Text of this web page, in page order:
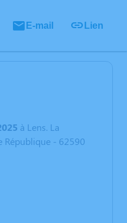
E-mail Lien
à Lens. La
République - 62590